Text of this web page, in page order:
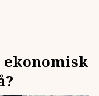
ekonomisk